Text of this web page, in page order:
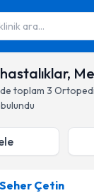
ara...
toplam 3
Çetin